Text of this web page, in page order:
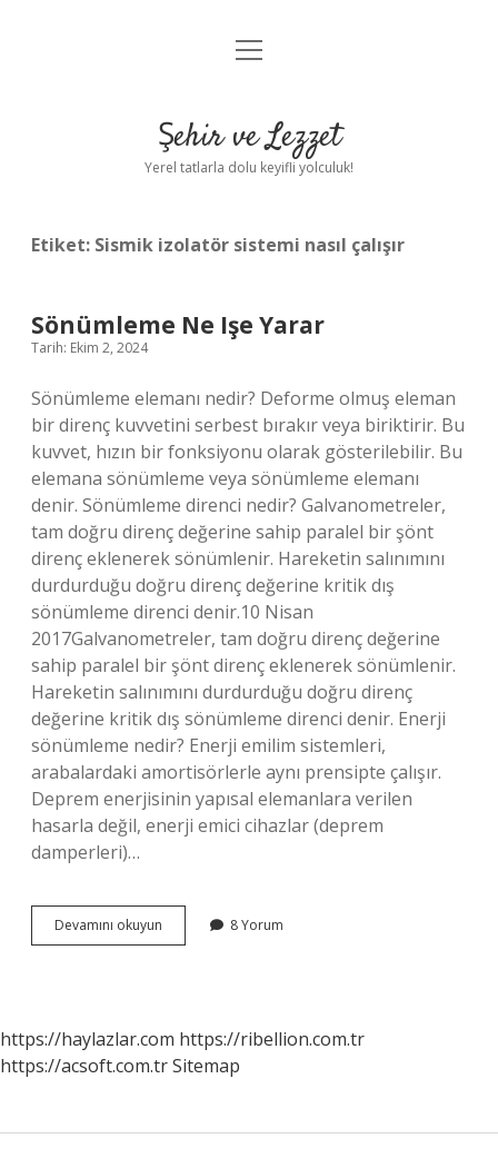
Anasayfa
Yasal Uyarı
menüyü
Şehir ve Lezzet
Yerel tatlarla dolu keyifli yolculuk!
Etiket: Sismik izolatör sistemi nasıl çalışır
Sönümleme Ne Işe Yarar
Tarih: Ekim 2, 2024
Sönümleme elemanı nedir? Deforme olmuş eleman
bir direnç kuvvetini serbest bırakır veya biriktirir. Bu
kuvvet, hızın bir fonksiyonu olarak gösterilebilir. Bu
elemana sönümleme veya sönümleme elemanı
denir. Sönümleme direnci nedir? Galvanometreler,
tam doğru direnç değerine sahip paralel bir şönt
direnç eklenerek sönümlenir. Hareketin salınımını
durdurduğu doğru direnç değerine kritik dış
sönümleme direnci denir.10 Nisan
2017Galvanometreler, tam doğru direnç değerine
sahip paralel bir şönt direnç eklenerek sönümlenir.
Hareketin salınımını durdurduğu doğru direnç
değerine kritik dış sönümleme direnci denir. Enerji
sönümleme nedir? Enerji emilim sistemleri,
arabalardaki amortisörlerle aynı prensipte çalışır.
Deprem enerjisinin yapısal elemanlara verilen
hasarla değil, enerji emici cihazlar (deprem
damperleri)…
Devamını okuyun Sönümleme
Ne
8 Yorum
https://haylazlar.com https://ribellion.com.tr
https://acsoft.com.trSitemap